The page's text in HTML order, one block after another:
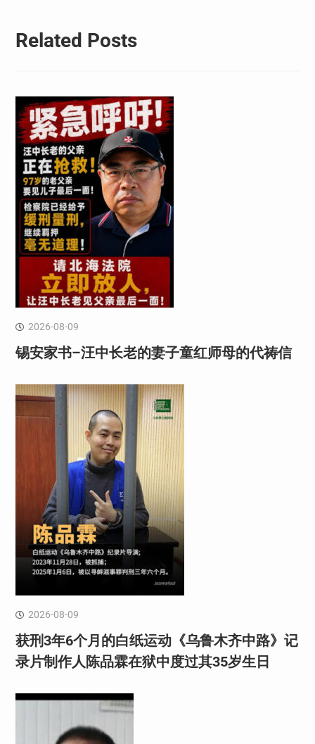
Related Posts
2026-08-09
锡安家书–汪中长老的妻子童红⁩师母的代祷信
2026-08-09
获刑3年6个月的白纸运动《乌鲁木齐中路》记
录片制作人陈品霖在狱中度过其35岁生日